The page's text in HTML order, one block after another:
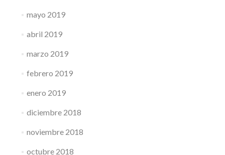
mayo 2019
abril 2019
marzo 2019
febrero 2019
enero 2019
diciembre 2018
noviembre 2018
octubre 2018